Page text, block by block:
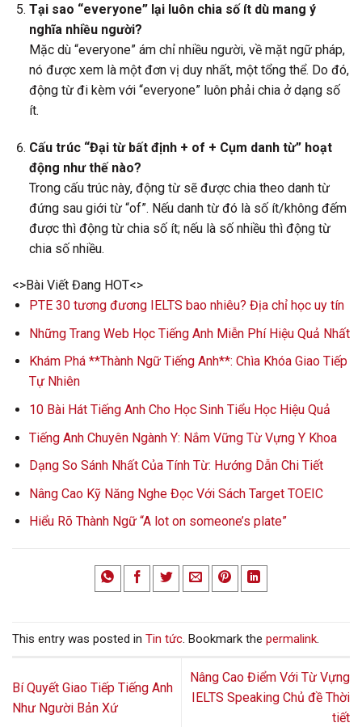
Tại sao “everyone” lại luôn chia số ít dù mang ý
nghĩa nhiều người?
Mặc dù “everyone” ám chỉ nhiều người, về mặt ngữ pháp,
nó được xem là một đơn vị duy nhất, một tổng thể. Do đó,
động từ đi kèm với “everyone” luôn phải chia ở dạng số
ít.
Cấu trúc “Đại từ bất định + of + Cụm danh từ” hoạt
động như thế nào?
Trong cấu trúc này, động từ sẽ được chia theo danh từ
đứng sau giới từ “of”. Nếu danh từ đó là số ít/không đếm
được thì động từ chia số ít; nếu là số nhiều thì động từ
chia số nhiều.
<>Bài Viết Đang HOT<>
PTE 30 tương đương IELTS bao nhiêu? Địa chỉ học uy tín
Những Trang Web Học Tiếng Anh Miễn Phí Hiệu Quả Nhất
Khám Phá **Thành Ngữ Tiếng Anh**: Chìa Khóa Giao Tiếp
Tự Nhiên
10 Bài Hát Tiếng Anh Cho Học Sinh Tiểu Học Hiệu Quả
Tiếng Anh Chuyên Ngành Y: Nắm Vững Từ Vựng Y Khoa
Dạng So Sánh Nhất Của Tính Từ: Hướng Dẫn Chi Tiết
Nâng Cao Kỹ Năng Nghe Đọc Với Sách Target TOEIC
Hiểu Rõ Thành Ngữ “A lot on someone’s plate”
This entry was posted in Tin tức. Bookmark the permalink.
Bí Quyết Giao Tiếp Tiếng Anh
Như Người Bản Xứ
Nâng Cao Điểm Với Từ Vựng
IELTS Speaking Chủ đề Thời
tiết